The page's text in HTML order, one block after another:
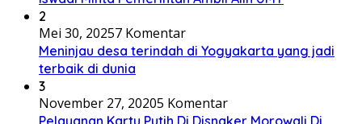
2
Mei 30, 20257 Komentar
Meninjau desa terindah di Yogyakarta yang jadi
terbaik di dunia
3
November 27, 20205 Komentar